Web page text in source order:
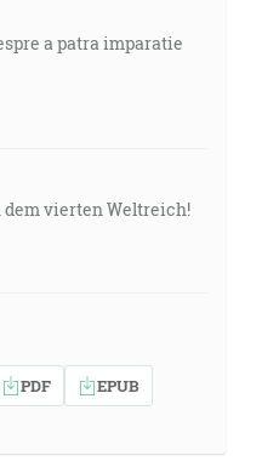
a patra imparatie
dem vierten Weltreich!
PDF EPUB